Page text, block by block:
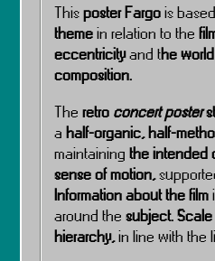
Thisposter Fargois
themein relation to the
eccentricityand the
composition.
The retro concert poster
a half-organic, half-
maintaining the intended
sense of motion,
Information about the film
around the subject.
hierarchy,in line with the